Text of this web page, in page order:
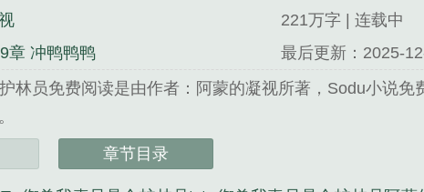
221万字 | 连载中
章 冲鸭鸭鸭
最后更新：2025-
林员免费阅读是由作者：阿蒙的凝视所著，Sodu小说免
小说 网址：www.soduso.org...
护林员免费阅读》是阿蒙的凝视精心创作的玄幻类小说。
章节目录